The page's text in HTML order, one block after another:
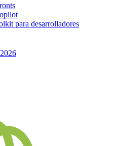
para desarrolladores